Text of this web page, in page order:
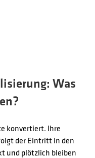
Was
konvertiert. Ihre
der Eintritt in den
und plötzlich bleiben